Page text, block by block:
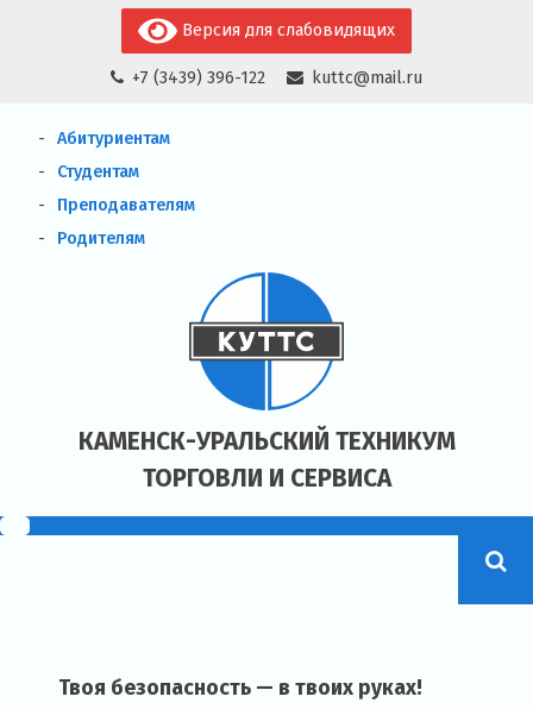
+7 (3439) 396-122 kuttc@mail.ru
Версия для слабовидящих
КАМЕНСК-УРАЛЬСКИЙ ТЕХНИКУМ
ТОРГОВЛИ И СЕРВИСА
Абитуриентам
Студентам
Преподавателям
Родителям
Твоя безопасность — в твоих руках!